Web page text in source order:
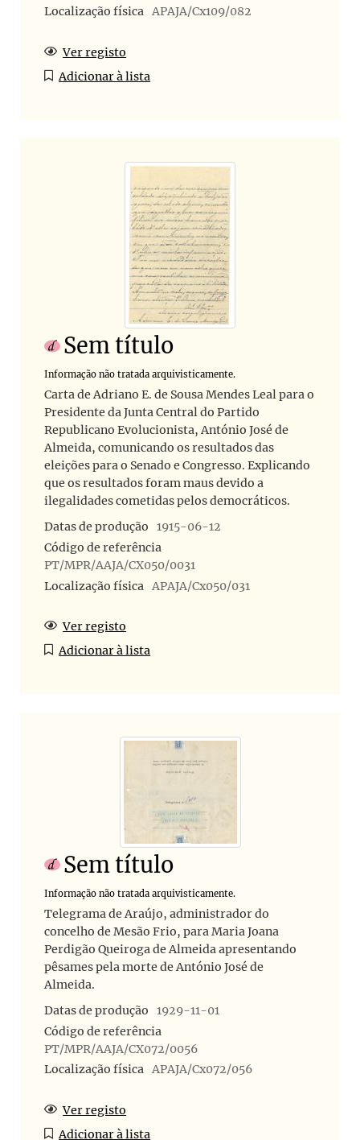
Localização física APAJA/Cx109/082
Ver registo
Adicionar à lista
Sem título
Informação não tratada arquivisticamente.
Carta de Adriano E. de Sousa Mendes Leal para o
Presidente da Junta Central do Partido
Republicano Evolucionista, António José de
Almeida, comunicando os resultados das
eleições para o Senado e Congresso. Explicando
que os resultados foram maus devido a
ilegalidades cometidas pelos democráticos.
Datas de produção
1915-06-12
Código de referência
PT/MPR/AAJA/CX050/0031
Localização física APAJA/Cx050/031
Ver registo
Adicionar à lista
Sem título
Informação não tratada arquivisticamente.
Telegrama de Araújo, administrador do
concelho de Mesão Frio, para Maria Joana
Perdigão Queiroga de Almeida apresentando
pêsames pela morte de António José de
Almeida.
Datas de produção
1929-11-01
Código de referência
PT/MPR/AAJA/CX072/0056
Localização física APAJA/Cx072/056
Ver registo
Adicionar à lista